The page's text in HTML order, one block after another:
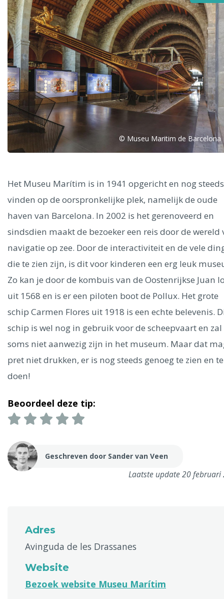
Alle steden
Phoenix
Dresden
Rome Venetië
Dublin
Hong Kong München Wenen Budapest
Madrid
Vancouver
Alles bekijken
© Museu Maritim de Barcelona
Het Museu Marítim is in 1941 opgericht en nog
vinden op de oorspronkelijke plek, namelijk de oude
haven van Barcelona. In 2002 is het gerenoveerd en
sindsdien maakt de bezoeker een reis door de wereld
navigatie op zee. Door de interactiviteit en de vele
die te zien zijn, is dit voor kinderen een erg leuk
Zo kan je door de kombuis van de Oostenrijkse Juan
uit 1568 en is er een piloten boot de Pollux. Het grote
schip Carmen Flores uit 1918 is een echte belevenis.
schip is wel nog in gebruik voor de scheepvaart en zal
soms niet aanwezig zijn in het museum. Maar dat
pret niet drukken, er is nog steeds genoeg te zien en te
doen!
Beoordeel deze tip:
Geschreven door Sander van Veen
Laatste update 20 februari
Adres
Avinguda de les Drassanes
Website
Bezoek website Museu Marítim